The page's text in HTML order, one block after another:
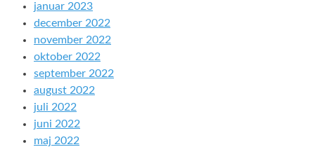
januar 2023
december 2022
november 2022
oktober 2022
september 2022
august 2022
juli 2022
juni 2022
maj 2022